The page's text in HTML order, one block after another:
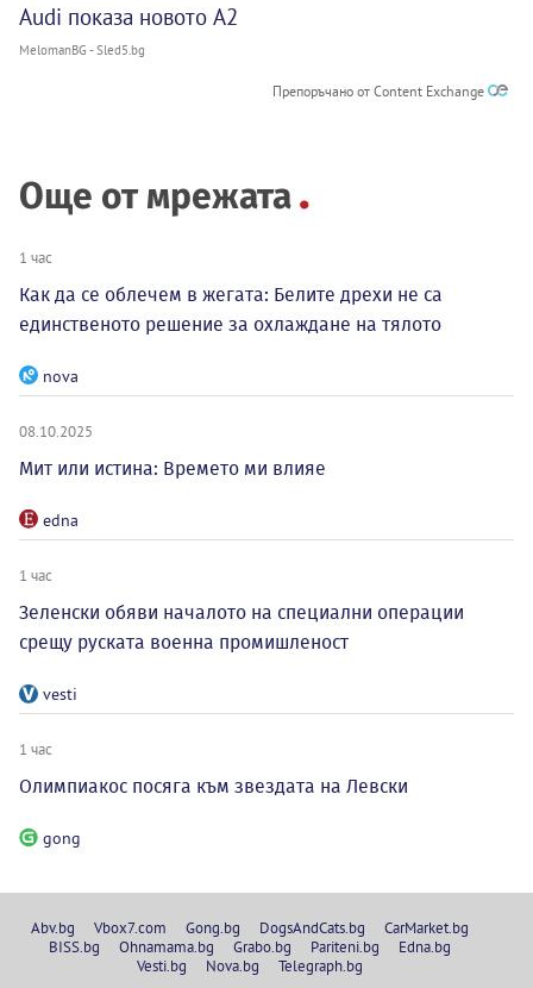
Audi показа новото A2
MelomanBG - Sled5.bg
Препоръчано от Content Exchange
Още от мрежата
1 час
Как да се облечем в жегата: Белите дрехи не са
единственото решение за охлаждане на тялото
nova
08.10.2025
Мит или истина: Времето ми влияе
edna
1 час
Зеленски обяви началото на специални операции
срещу руската военна промишленост
vesti
1 час
Олимпиакос посяга към звездата на Левски
gong
Abv.bg Vbox7.com Gong.bg DogsAndCats.bg
CarMarket.bg
BISS.bg
Ohnamama.bg Grabo.bg Pariteni.bg
Edna.bg
Vesti.bg
Nova.bg Telegraph.bg